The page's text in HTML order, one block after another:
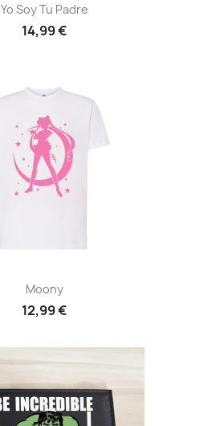
Yo Soy Tu Padre
14,99 €
Moony
12,99 €